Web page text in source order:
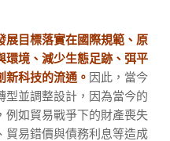
展目標落實在國際規範、原
環境、減少生態足跡、弭平
新科技的流通。 因此，當今
型並調整設計，因為當今的
例如貿易戰爭下的財產喪失
貿易錯價與債務利息等造成